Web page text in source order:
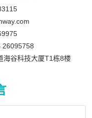
26095758
海谷科技大厦T1栋8楼